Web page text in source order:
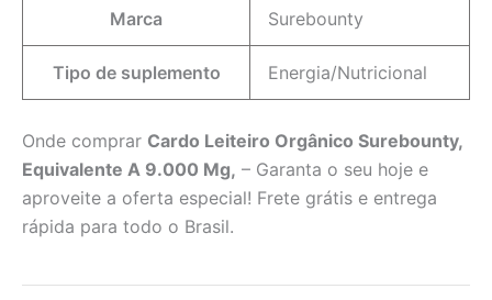
Marca
Surebounty
Tipo de suplemento Energia/Nutricional
Onde comprar Cardo Leiteiro Orgânico Surebounty,
Equivalente A 9.000 Mg, – Garanta o seu hoje e
aproveite a oferta especial! Frete grátis e entrega
rápida para todo o Brasil.